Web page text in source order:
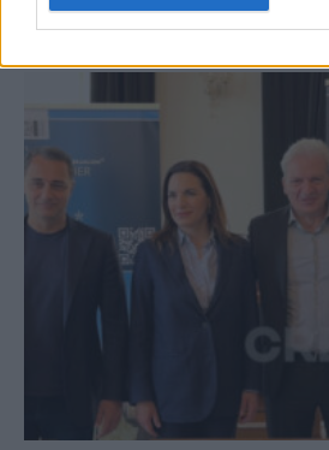
ΣΧΕΤΙΚΆ ΆΡΘΡΑ